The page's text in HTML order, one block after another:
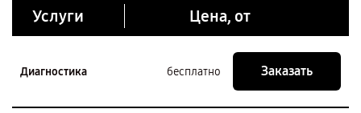
Услуги Цена, от
Диагностика бесплатно Заказать